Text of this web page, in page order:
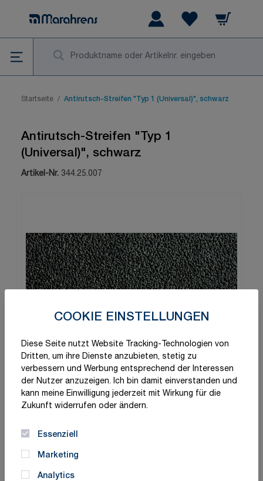
COOKIE EINSTELLUNGEN
Diese Seite nutzt Website Tracking-Technologien von
Dritten, um ihre Dienste anzubieten, stetig zu
verbessern und Werbung entsprechend der Interessen
der Nutzer anzuzeigen. Ich bin damit einverstanden und
kann meine Einwilligung jederzeit mit Wirkung für die
Zukunft widerrufen oder ändern.
Essenziell
Marketing
Analytics
Warenkorb
Startseite / Antirutsch-Streifen "Typ 1 (Universal)", schwarz
Antirutsch-Streifen "Typ 1
(Universal)", schwarz
Artikel-Nr. 344.25.007